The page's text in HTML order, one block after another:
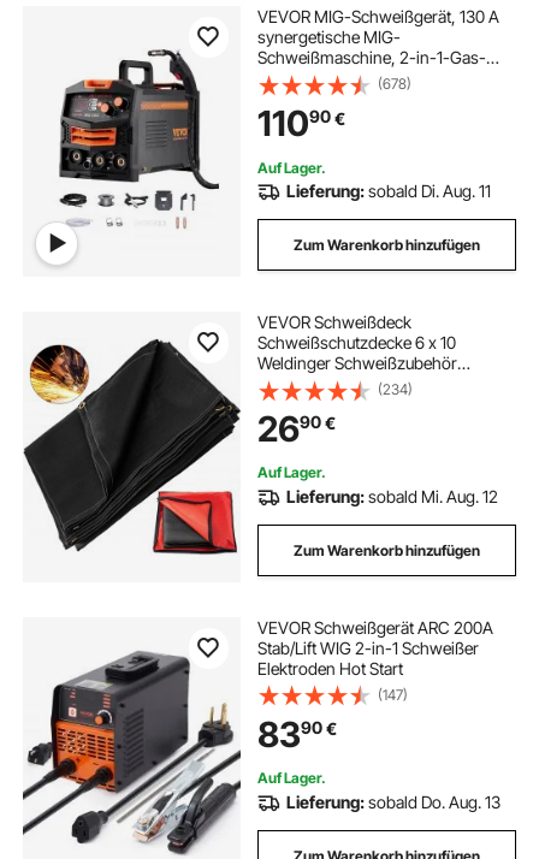
VEVOR MIG-Schweißgerät, 130 A
synergetische MIG-
Schweißmaschine, 2-in-1-Gas-
MIG/gasloses MIG-Fülldraht-
Mehrprozessschweißer, MIG-
Welder mit IGBT-
Wechselrichtertechnologie &
digitalem Anzeigebildschirm
(678)
11090€
Auf Lager.
Lieferung:sobald Di. Aug. 11
Zum Warenkorb hinzufügen
VEVOR Schweißdeck
Schweißschutzdecke 6 x 10
Weldinger Schweißzubehör
Hitzeschutzgewebe schwarz
(234)
2690€
Auf Lager.
Lieferung:sobald Mi. Aug. 12
Zum Warenkorb hinzufügen
VEVOR Schweißgerät ARC 200A
Stab/Lift WIG 2-in-1 Schweißer
Elektroden Hot Start
(147)
8390€
Auf Lager.
Lieferung:sobald Do. Aug. 13